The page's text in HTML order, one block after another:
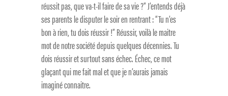
réussit pas, que va-t-il faire de sa vie ?” J’entends déjà
ses parents le disputer le soir en rentrant : “Tu n’es
bon à rien, tu dois réussir !” Réussir, voilà le maitre
mot de notre société depuis quelques décennies. Tu
dois réussir et surtout sans échec. Échec, ce mot
glaçant qui me fait mal et que je n’aurais jamais
imaginé connaitre.